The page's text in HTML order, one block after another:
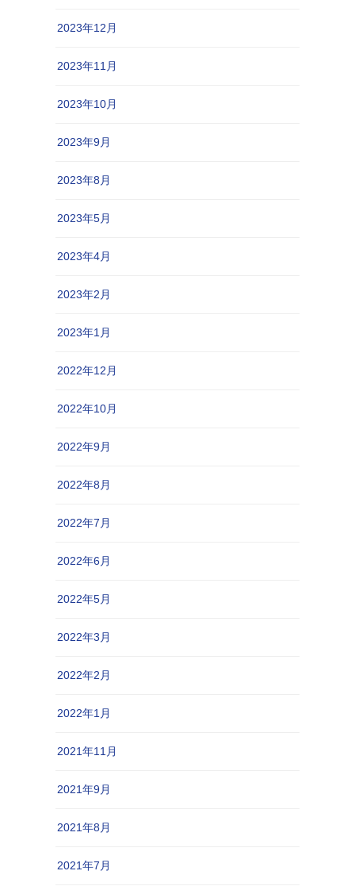
2023年12月
2023年11月
2023年10月
2023年9月
2023年8月
2023年5月
2023年4月
2023年2月
2023年1月
2022年12月
2022年10月
2022年9月
2022年8月
2022年7月
2022年6月
2022年5月
2022年3月
2022年2月
2022年1月
2021年11月
2021年9月
2021年8月
2021年7月